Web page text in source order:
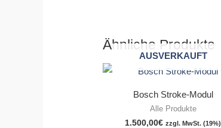
Ähnliche Produkte
AUSVERKAUFT
Bosch Stroke-Modul
Alle Produkte
1.500,00€ zzgl. MwSt. (19%)